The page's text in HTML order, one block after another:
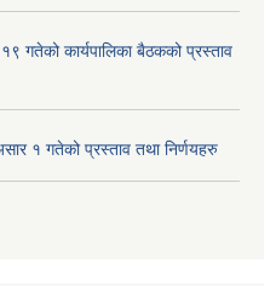
गतेको कार्यपालिका बैठकको प्रस्ताव
१ गतेको प्रस्ताव तथा निर्णयहरु